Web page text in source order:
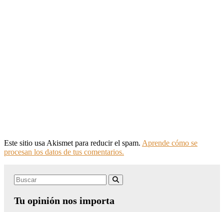
Este sitio usa Akismet para reducir el spam. Aprende cómo se
procesan los datos de tus comentarios.
Search
Tu opinión nos importa